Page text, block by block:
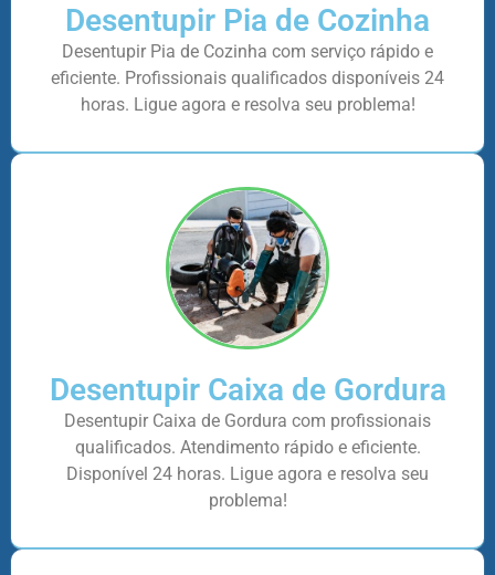
Desentupir Pia de Cozinha
Desentupir Pia de Cozinha com serviço rápido e
eficiente. Profissionais qualificados disponíveis 24
horas. Ligue agora e resolva seu problema!
Desentupir Caixa de Gordura
Desentupir Caixa de Gordura com profissionais
qualificados. Atendimento rápido e eficiente.
Disponível 24 horas. Ligue agora e resolva seu
problema!